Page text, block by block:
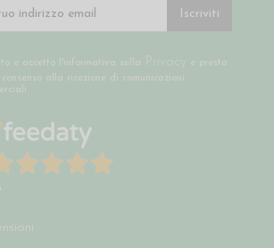
Iscriviti
e accetto l'informativa sulla Privacy
e presto
alla ricezione di comunicazioni